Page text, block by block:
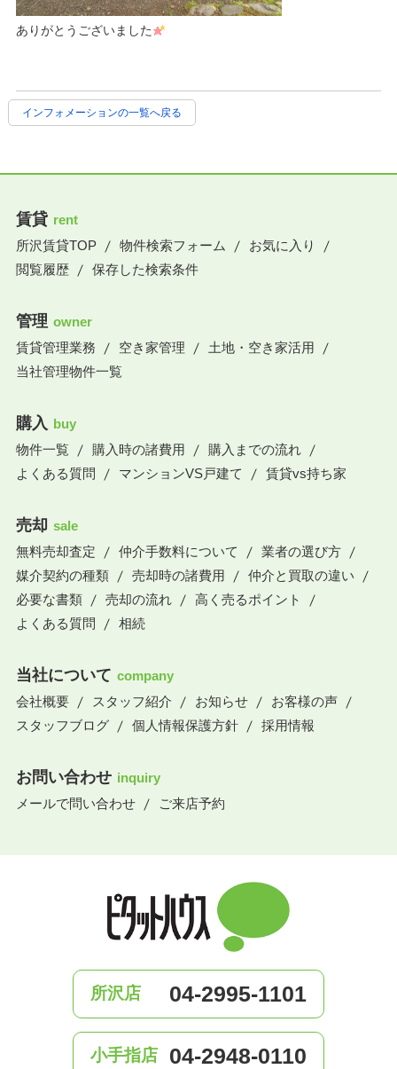
ありがとうございました
インフォメーションの一覧へ戻る
賃貸 rent
所沢賃貸TOP
物件検索フォーム
お気に入り
閲覧履歴
保存した検索条件
管理 owner
賃貸管理業務
空き家管理
土地・空き家活用
当社管理物件一覧
購入 buy
物件一覧
購入時の諸費用
購入までの流れ
よくある質問
マンションVS戸建て 賃貸vs持ち家
売却 sale
無料売却査定
仲介手数料について
業者の選び方
媒介契約の種類
売却時の諸費用
仲介と買取の違い
必要な書類
売却の流れ
高く売るポイント
よくある質問
相続
当社について company
会社概要
スタッフ紹介 お知らせ
お客様の声
スタッフブログ
個人情報保護方針 採用情報
お問い合わせ inquiry
メールで問い合わせ
ご来店予約
所沢店 04-2995-1101
小手指店 04-2948-0110